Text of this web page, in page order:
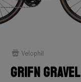
Velophil
Grifn Gravel